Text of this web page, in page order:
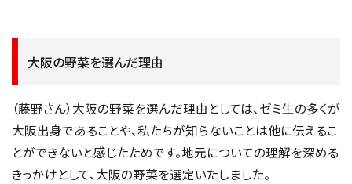
大阪の野菜を選んだ理由
（藤野さん）大阪の野菜を選んだ理由としては、ゼミ生の多くが
大阪出身であることや、私たちが知らないことは他に伝えるこ
とができないと感じたためです。地元についての理解を深める
きっかけとして、大阪の野菜を選定いたしました。